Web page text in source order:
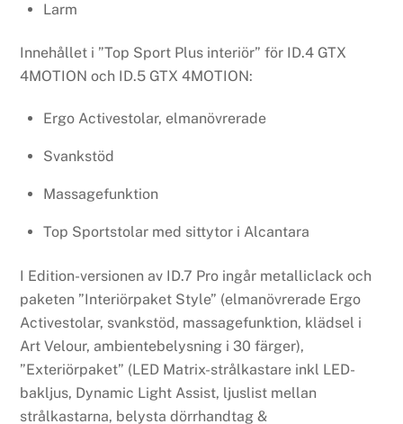
Larm
Innehållet i ”Top Sport Plus interiör” för ID.4 GTX
4MOTION och ID.5 GTX 4MOTION:
Ergo Activestolar, elmanövrerade
Svankstöd
Massagefunktion
Top Sportstolar med sittytor i Alcantara
I Edition-versionen av ID.7 Pro ingår metalliclack och
paketen ”Interiörpaket Style” (elmanövrerade Ergo
Activestolar, svankstöd, massagefunktion, klädsel i
Art Velour, ambientebelysning i 30 färger),
”Exteriörpaket” (LED Matrix-strålkastare inkl LED-
bakljus, Dynamic Light Assist, ljuslist mellan
strålkastarna, belysta dörrhandtag &